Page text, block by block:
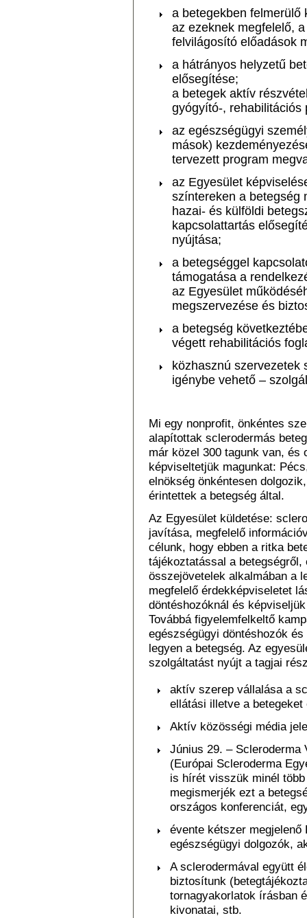
a betegekben felmerülő
az ezeknek megfelelő,
felvilágosító előadások
a hátrányos helyzetű
elősegítése;
a betegek aktív
gyógyító-, rehabilitációs
az egészségügyi
mások)
tervezett program
az Egyesület
színtereken a betegség
hazai- és külföldi
kapcsolattartás
nyújtása;
a betegséggel
támogatása a
az Egyesület
megszervezése és
a betegség
végett rehabilitációs
közhasznú szervezetek
igénybe vehető –
Mi egy nonprofit, önkéntes
alapítottak sclerodermás
már közel 300 tagunk van, és
képviseltetjük magunkat:
elnökség önkéntesen
érintettek a betegség által.
Az Egyesület küldetése:
javítása, megfelelő
célunk, hogy ebben a ritka
tájékoztatással a
összejövetelek alkalmában a
megfelelő érdekképviseletet
döntéshozóknál és
Továbbá figyelemfelkeltő
egészségügyi döntéshozók
legyen a betegség. Az
szolgáltatást nyújt a tagjai
aktív szerep vállalása a
ellátási illetve a
Aktív közösségi média
Június 29. – Scleroderma
(Európai Scleroderma
is hírét visszük minél
megismerjék ezt a
országos konferenciát,
évente kétszer
egészségügyi dolgozók,
A sclerodermával együtt
biztosítunk
tornagyakorlatok írásban
kivonatai, stb.